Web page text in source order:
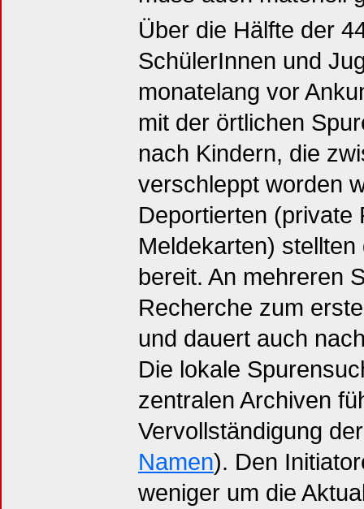
Über die Hälfte der
SchülerInnen und
monatelang vor
mit der örtlichen
nach Kindern, die
verschleppt worden
Deportierten (private
Meldekarten)
bereit. An mehreren
Recherche zum
und dauert auch
Die lokale
zentralen Archiven
Vervollständigung
Namen). Den
weniger um die